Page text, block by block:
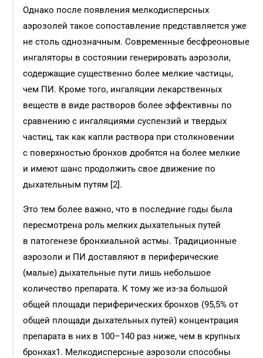
Однако после появления мелкодисперсных
аэрозолей такое сопоставление представляется уже
не столь однозначным. Современные беcфреоновые
ингаляторы в состоянии генерировать аэрозоли,
содержащие существенно более мелкие частицы,
чем ПИ. Кроме того, ингаляции лекарственных
веществ в виде растворов более эффективны по
сравнению с ингаляциями суспензий и твердых
частиц, так как капли раствора при столкновении
с поверхностью бронхов дробятся на более мелкие
и имеют шанс продолжить свое движение по
дыхательным путям [2].
Это тем более важно, что в последние годы была
пересмотрена роль мелких дыхательных путей
в патогенезе бронхиальной астмы. Традиционные
аэрозоли и ПИ доставляют в периферические
(малые) дыхательные пути лишь небольшое
количество препарата. К тому же из-за большой
общей площади периферических бронхов (95,5% от
общей площади дыхательных путей) концентрация
препарата в них в 100–140 раз ниже, чем в крупных
бронхах1. Мелкодисперсные аэрозоли способны